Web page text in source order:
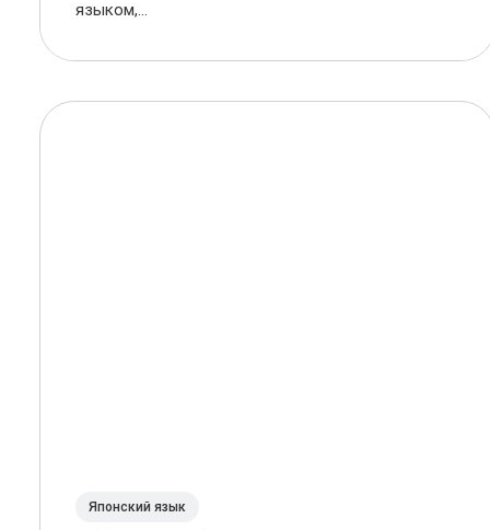
языком,...
Японский язык